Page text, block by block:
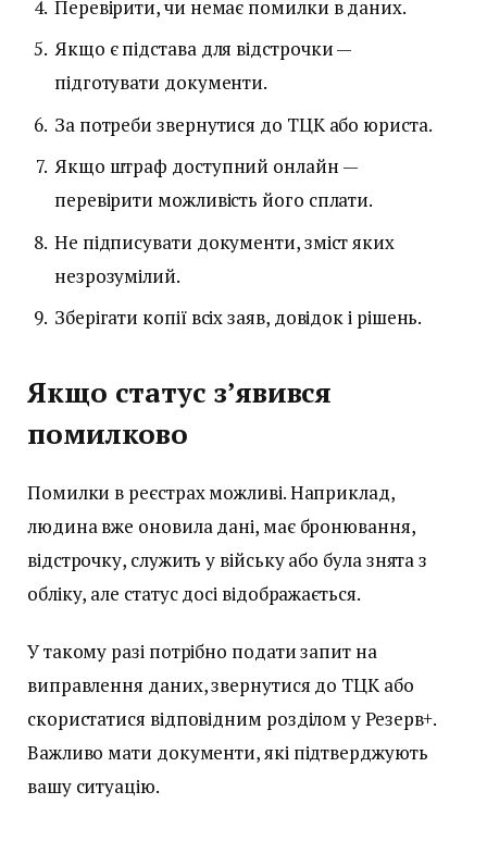
Перевірити, чи немає помилки в даних.
Якщо є підстава для відстрочки —
підготувати документи.
За потреби звернутися до ТЦК або юриста.
Якщо штраф доступний онлайн —
перевірити можливість його сплати.
Не підписувати документи, зміст яких
незрозумілий.
Зберігати копії всіх заяв, довідок і рішень.
Якщо статус з’явився
помилково
Помилки в реєстрах можливі. Наприклад,
людина вже оновила дані, має бронювання,
відстрочку, служить у війську або була знята з
обліку, але статус досі відображається.
У такому разі потрібно подати запит на
виправлення даних, звернутися до ТЦК або
скористатися відповідним розділом у Резерв+.
Важливо мати документи, які підтверджують
вашу ситуацію.